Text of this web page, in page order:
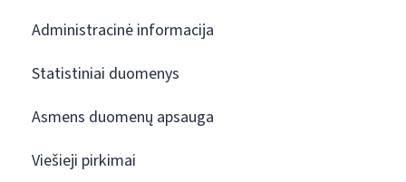
Administracinė informacija
Statistiniai duomenys
Asmens duomenų apsauga
Viešieji pirkimai